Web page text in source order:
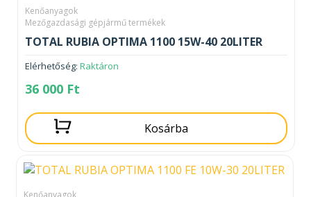
Kenőanyagok
Mezőgazdasági gépjármű termékek
TOTAL RUBIA OPTIMA 1100 15W-40 20LITER
Elérhetőség: Raktáron
36 000 Ft
Kosárba